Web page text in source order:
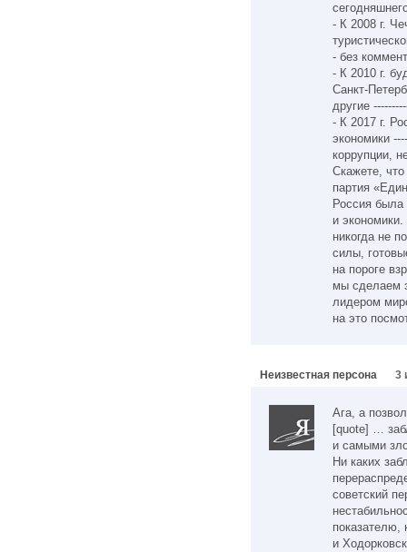
- К 2008 г.
- без
- К 2010 г.
Санкт-
другие
- К 2017 г.
экономики
коррупции,
Скажете,
партия
Россия
и
никогда не
силы,
на пороге
мы сделаем
лидером
на это
Неизвестная персона 3
Ага, а
[quote] …
и самыми
Ни каких
советский
показателю,
и